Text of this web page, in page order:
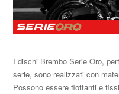
I dischi Brembo Serie Oro,
serie, sono realizzati con
Possono essere flottanti e